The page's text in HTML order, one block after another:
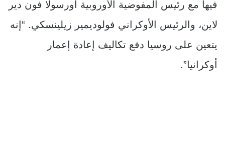
فيها مع رئيس المفوضية الأوروبية أورسولا فون دير
لاين، والرئيس الأوكراني فولوديمير زيلينسكي. “إنه
يتعين على روسيا دفع تكاليف إعادة إعمار
أوكرانيا”.